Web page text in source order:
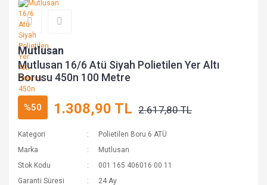
Mutlusan
Mutlusan 16/6 Atü Siyah Polietilen Yer Altı
Borusu 450n 100 Metre
%50 1.308,90 TL 2.617,80 TL
Kategori
Polietilen Boru 6 ATÜ
Marka
Mutlusan
Stok Kodu
001 165 406016 00 11
Garanti Süresi
24 Ay